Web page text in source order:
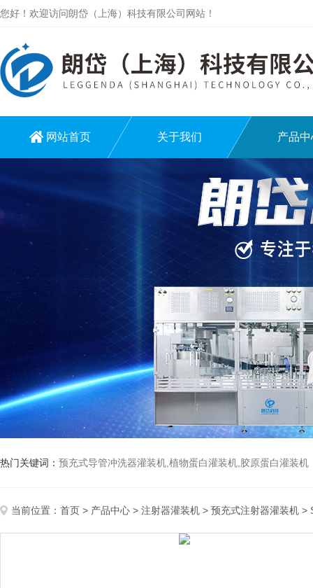
您好！欢迎访问朗岱（上海）科技有限公司网站！
网站首页 关于我们 产品中
热门关键词： 预充式导管冲洗器灌装机,植物蛋白灌装机,胶原蛋白灌装机
当前位置： 首页 > 产品中心 > 注射器灌装机 > 预充式注射器灌装机 >